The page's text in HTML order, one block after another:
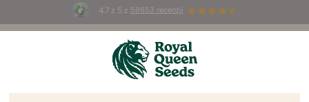
4.7 z 5 z 58653 recenzji
Summer Sales: do 50% zniżki
na wybrane produkty ⏤